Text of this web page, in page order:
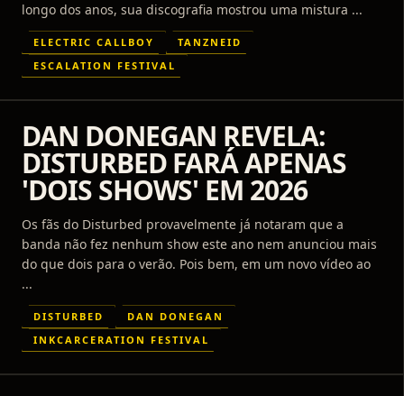
longo dos anos, sua discografia mostrou uma mistura ...
ELECTRIC CALLBOY
TANZNEID
ESCALATION FESTIVAL
DAN DONEGAN REVELA:
DISTURBED FARÁ APENAS
'DOIS SHOWS' EM 2026
Os fãs do Disturbed provavelmente já notaram que a
banda não fez nenhum show este ano nem anunciou mais
do que dois para o verão. Pois bem, em um novo vídeo ao
...
DISTURBED
DAN DONEGAN
INKCARCERATION FESTIVAL